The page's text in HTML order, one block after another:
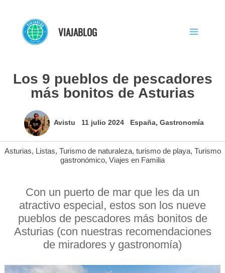
contenido
VIAJABLOG
Los 9 pueblos de pescadores
más bonitos de Asturias
Avistu 11 julio 2024 España, Gastronomía
Asturias, Listas, Turismo de naturaleza, turismo de playa, Turismo
gastronómico, Viajes en Familia
Con un puerto de mar que les da un
atractivo especial, estos son los nueve
pueblos de pescadores más bonitos de
Asturias (con nuestras recomendaciones
de miradores y gastronomía)